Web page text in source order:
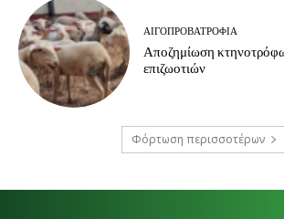
ΑΙΓΟΠΡΟΒΑΤΡΟΦΊΑ
Αποζημίωση
επιζωοτιών
Φόρτωση περισσοτέρων